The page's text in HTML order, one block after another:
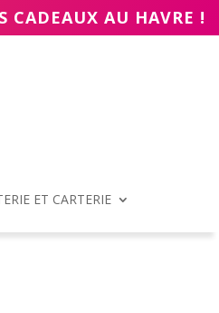
CADEAUX AU HAVRE !
ET CARTERIE